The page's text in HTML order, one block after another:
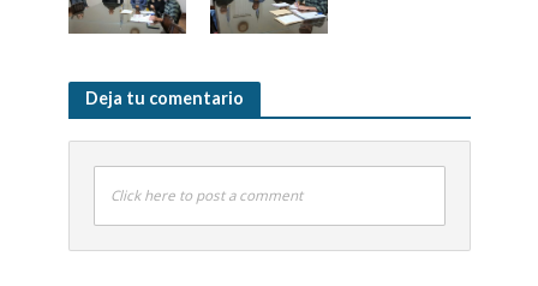
Deja tu comentario
Click here to post a comment